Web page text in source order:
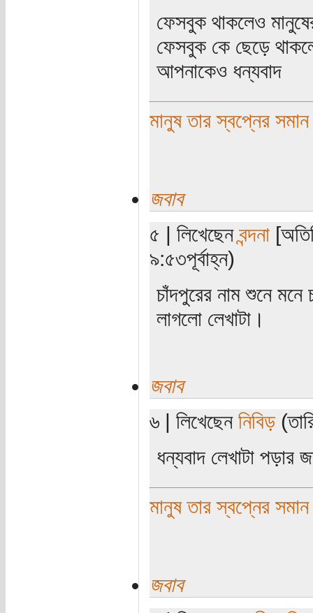
ফেসবুক থাকলেও
ফেসবুক কে ছেড়ে
আপনাকেও ধন্যবাদ
মানুষ তার স্বপ্নের
জবাব
৫ | লিখেছেনবন্দনা
৯:৫৩পূর্বাহ্ন)
চাঁদপুরের নাম শুনে
লাগলো লেখাটা।
জবাব
৬ | লিখেছেন নিবিড়
ধন্যবাদ লেখাটা পড়ার
মানুষ তার স্বপ্নের
জবাব